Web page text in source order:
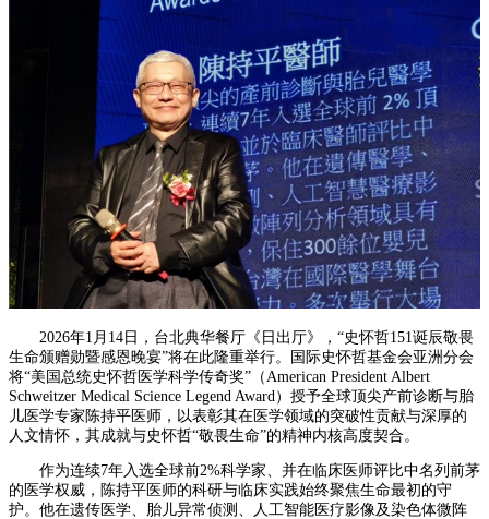
2026年1月14日，台北典华餐厅《日出厅》，“史怀哲151诞辰敬畏
生命颁赠勋暨感恩晚宴”将在此隆重举行。国际史怀哲基金会亚洲分会
将“美国总统史怀哲医学科学传奇奖”（American President Albert
Schweitzer Medical Science Legend Award）授予全球顶尖产前诊断与胎
儿医学专家陈持平医师，以表彰其在医学领域的突破性贡献与深厚的
人文情怀，其成就与史怀哲“敬畏生命”的精神内核高度契合。
作为连续7年入选全球前2%科学家、并在临床医师评比中名列前茅
的医学权威，陈持平医师的科研与临床实践始终聚焦生命最初的守
护。他在遗传医学、胎儿异常侦测、人工智能医疗影像及染色体微阵